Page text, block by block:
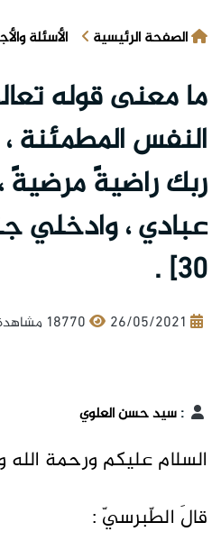
الصفحة الرئيسية الأسئلة
ما معنى قوله
النفس المطمئنة
ربك راضيةً
عبادي ، وادخلي
30] .
26/05/2021 18770 مشاهدة
:سيد حسن العلوي
السلام عليكم ورحمة الله
قالَ الطّبرسيّ :